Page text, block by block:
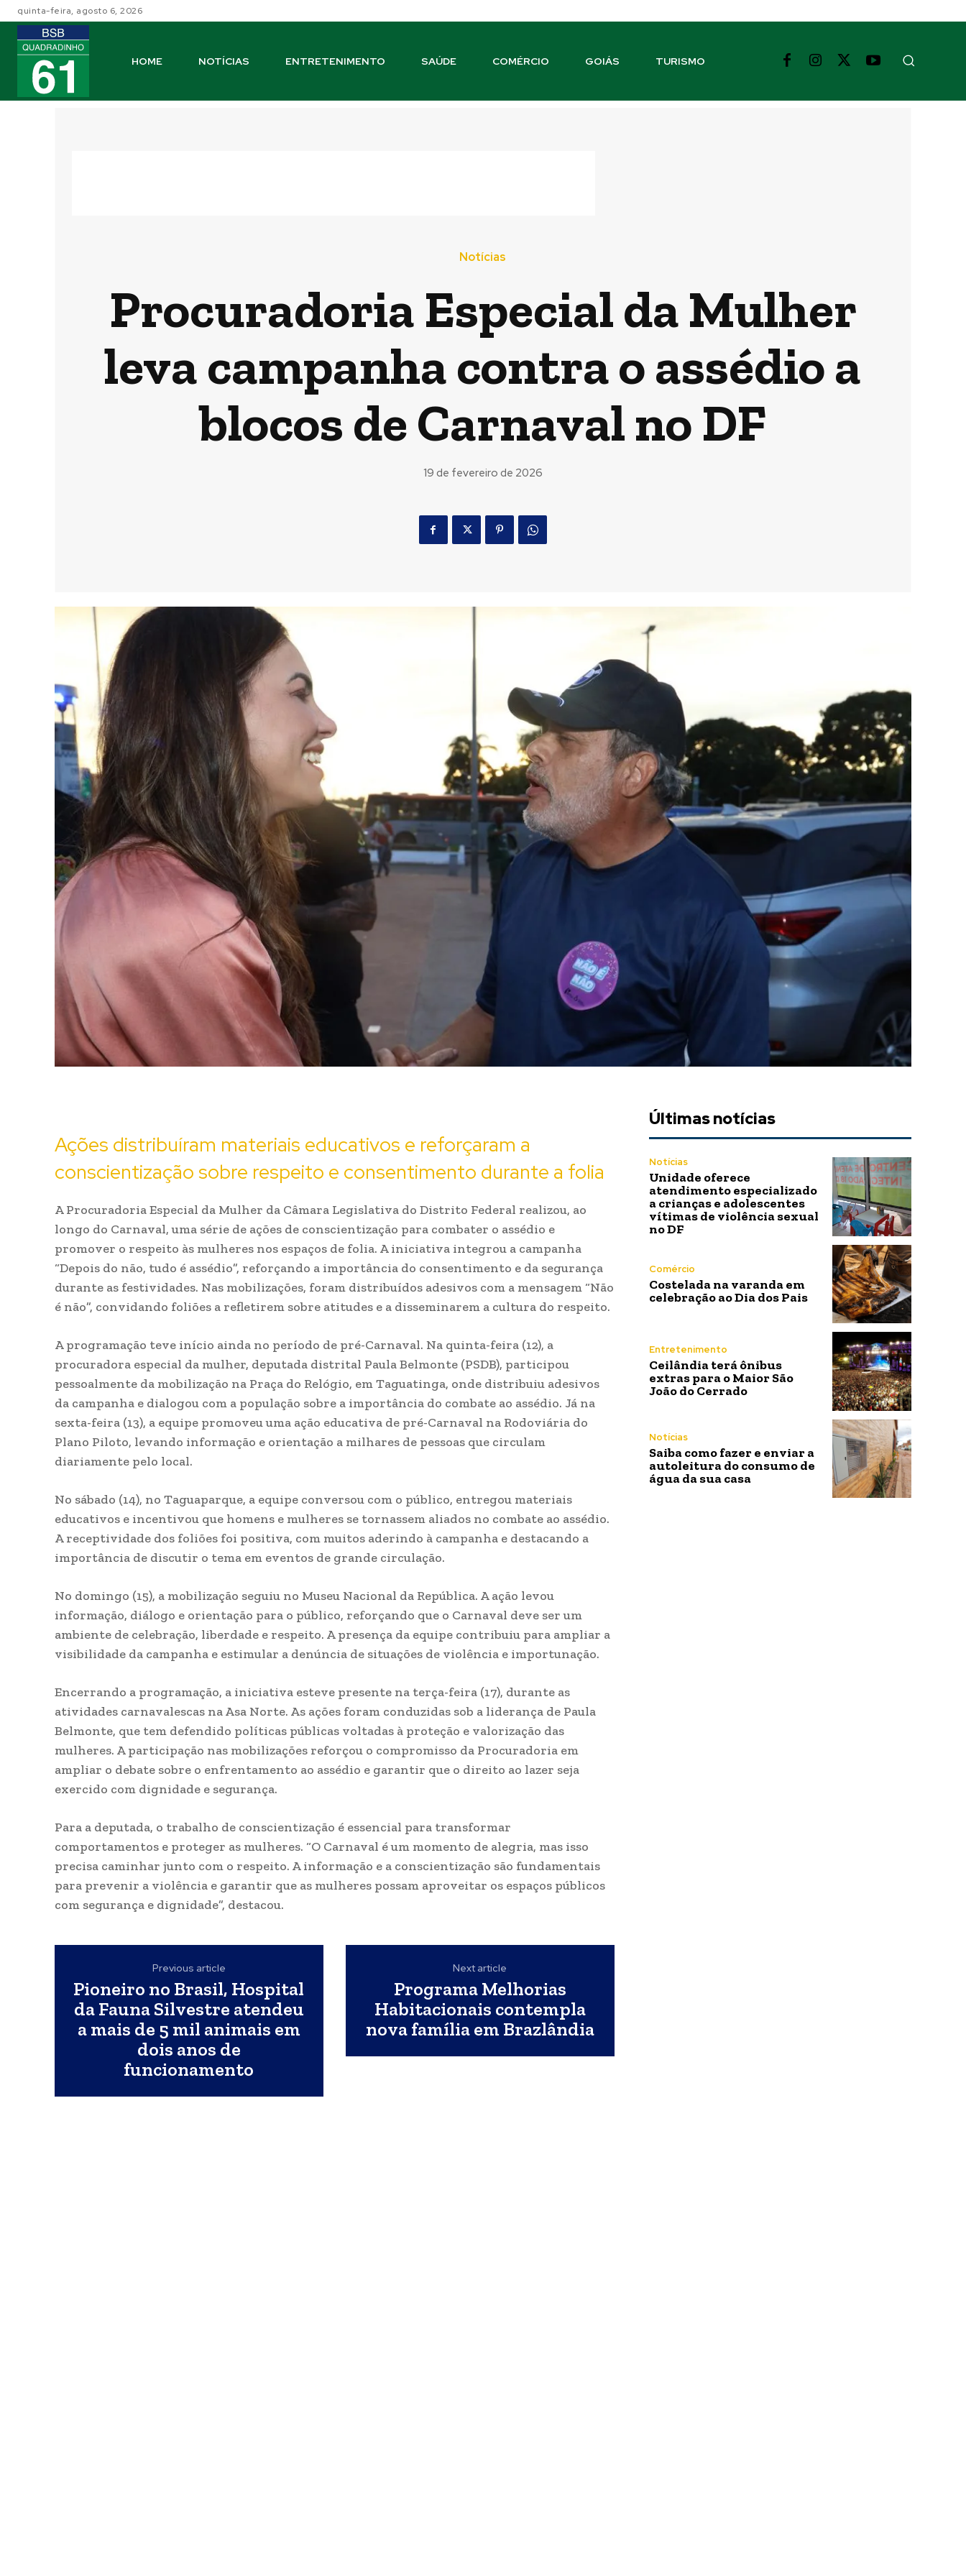
quinta-feira, agosto 6, 2026
HOME NOTÍCIAS ENTRETENIMENTO SAÚDE COMÉRCIO GOIÁS TURISMO
Notícias
Procuradoria Especial da Mulher
leva campanha contra o assédio a
blocos de Carnaval no DF
19 de fevereiro de 2026
Ações distribuíram materiais educativos e reforçaram a
conscientização sobre respeito e consentimento durante a folia
A Procuradoria Especial da Mulher da Câmara Legislativa do Distrito Federal realizou, ao
longo do Carnaval, uma série de ações de conscientização para combater o assédio e
promover o respeito às mulheres nos espaços de folia. A iniciativa integrou a campanha
“Depois do não, tudo é assédio”, reforçando a importância do consentimento e da segurança
durante as festividades. Nas mobilizações, foram distribuídos adesivos com a mensagem “Não
é não”, convidando foliões a refletirem sobre atitudes e a disseminarem a cultura do respeito.
A programação teve início ainda no período de pré-Carnaval. Na quinta-feira (12), a
procuradora especial da mulher, deputada distrital Paula Belmonte (PSDB), participou
pessoalmente da mobilização na Praça do Relógio, em Taguatinga, onde distribuiu adesivos
da campanha e dialogou com a população sobre a importância do combate ao assédio. Já na
sexta-feira (13), a equipe promoveu uma ação educativa de pré-Carnaval na Rodoviária do
Plano Piloto, levando informação e orientação a milhares de pessoas que circulam
diariamente pelo local.
No sábado (14), no Taguaparque, a equipe conversou com o público, entregou materiais
educativos e incentivou que homens e mulheres se tornassem aliados no combate ao assédio.
A receptividade dos foliões foi positiva, com muitos aderindo à campanha e destacando a
importância de discutir o tema em eventos de grande circulação.
No domingo (15), a mobilização seguiu no Museu Nacional da República. A ação levou
informação, diálogo e orientação para o público, reforçando que o Carnaval deve ser um
ambiente de celebração, liberdade e respeito. A presença da equipe contribuiu para ampliar a
visibilidade da campanha e estimular a denúncia de situações de violência e importunação.
Encerrando a programação, a iniciativa esteve presente na terça-feira (17), durante as
atividades carnavalescas na Asa Norte. As ações foram conduzidas sob a liderança de Paula
Belmonte, que tem defendido políticas públicas voltadas à proteção e valorização das
mulheres. A participação nas mobilizações reforçou o compromisso da Procuradoria em
ampliar o debate sobre o enfrentamento ao assédio e garantir que o direito ao lazer seja
exercido com dignidade e segurança.
Para a deputada, o trabalho de conscientização é essencial para transformar
comportamentos e proteger as mulheres. “O Carnaval é um momento de alegria, mas isso
precisa caminhar junto com o respeito. A informação e a conscientização são fundamentais
para prevenir a violência e garantir que as mulheres possam aproveitar os espaços públicos
com segurança e dignidade”, destacou.
Previous article
Pioneiro no Brasil, Hospital
da Fauna Silvestre atendeu
a mais de 5 mil animais em
dois anos de
funcionamento
Next article
Programa Melhorias
Habitacionais contempla
nova família em Brazlândia
Últimas notícias
Notícias
Unidade oferece
atendimento especializado
a crianças e adolescentes
vítimas de violência sexual
no DF
Comércio
Costelada na varanda em
celebração ao Dia dos Pais
Entretenimento
Ceilândia terá ônibus
extras para o Maior São
João do Cerrado
Notícias
Saiba como fazer e enviar a
autoleitura do consumo de
água da sua casa